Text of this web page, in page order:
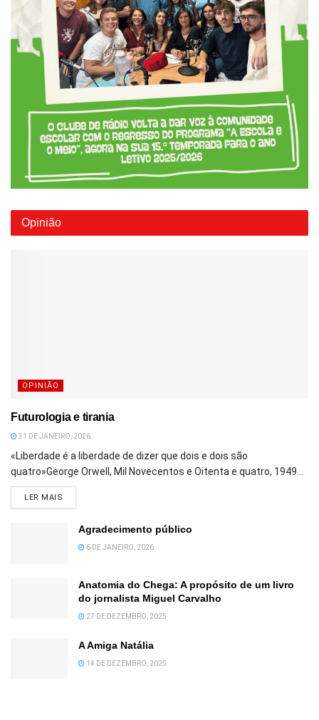
Opinião
OPINIÃO
Futurologia e tirania
31 DE JANEIRO, 2026
«Liberdade é a liberdade de dizer que dois e dois são
quatro»George Orwell, Mil Novecentos e Oitenta e quatro, 1949...
LER MAIS
Agradecimento público
6 DE JANEIRO, 2026
Anatomia do Chega: A propósito de um livro
do jornalista Miguel Carvalho
27 DE DEZEMBRO, 2025
A Amiga Natália
14 DE DEZEMBRO, 2025